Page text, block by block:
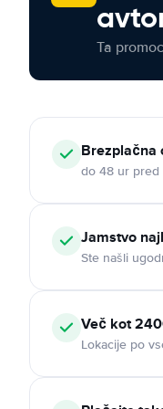
Ta
Brezplačna
do 48 ur pred
Jamstvo
Ste našli
Več kot
Lokacije po